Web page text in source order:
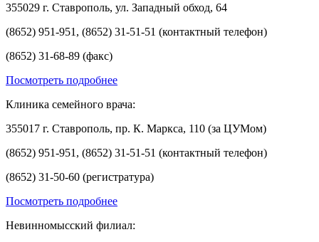
355029 г. Ставрополь, ул. Западный обход, 64
(8652) 951-951, (8652) 31-51-51 (контактный телефон)
(8652) 31-68-89 (факс)
Посмотреть подробнее
Клиника семейного врача:
355017 г. Ставрополь, пр. К. Маркса, 110 (за ЦУМом)
(8652) 951-951, (8652) 31-51-51 (контактный телефон)
(8652) 31-50-60 (регистратура)
Посмотреть подробнее
Невинномысский филиал: